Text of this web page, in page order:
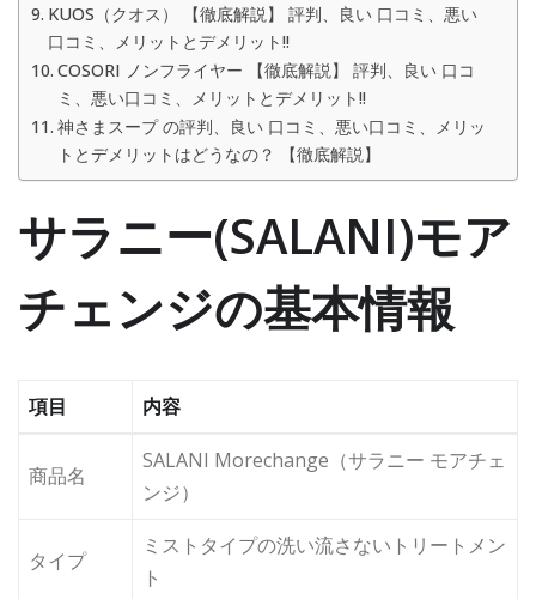
KUOS（クオス） 【徹底解説】 評判、良い 口コミ、悪い
口コミ、メリットとデメリット!!
COSORI ノンフライヤー 【徹底解説】 評判、良い 口コ
ミ、悪い口コミ、メリットとデメリット!!
神さまスープ の評判、良い 口コミ、悪い口コミ、メリッ
トとデメリットはどうなの？ 【徹底解説】
サラニー(SALANI)モア
チェンジの基本情報
項目 内容
商品名
SALANI Morechange（サラニー モアチェ
ンジ）
タイプ
ミストタイプの洗い流さないトリートメン
ト